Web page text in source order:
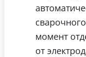
момент
от